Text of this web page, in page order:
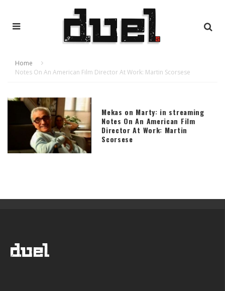
Home
Notes On An American Film Director At Work: Martin Scorsese
Mekas on Marty: in streaming
Notes On An American Film
Director At Work: Martin
Scorsese